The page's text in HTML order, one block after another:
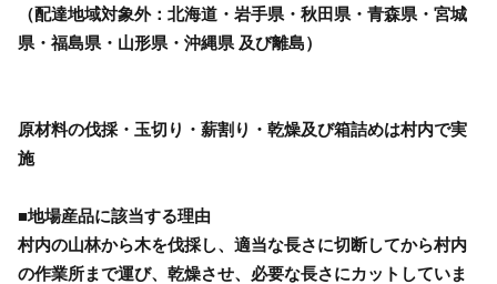
（配達地域対象外：北海道・岩手県・秋田県・青森県・宮城
県・福島県・山形県・沖縄県 及び離島）
原材料の伐採・玉切り・薪割り・乾燥及び箱詰めは村内で実
施
■地場産品に該当する理由
村内の山林から木を伐採し、適当な長さに切断してから村内
の作業所まで運び、乾燥させ、必要な長さにカットしていま